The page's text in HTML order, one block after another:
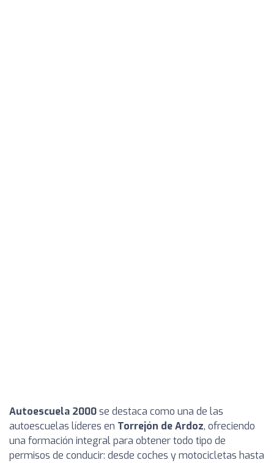
Autoescuela 2000se destaca como una de las
autoescuelas líderes en Torrejón de Ardoz, ofreciendo
una formación integral para obtener todo tipo de
permisos de conducir: desde coches y motocicletas hasta